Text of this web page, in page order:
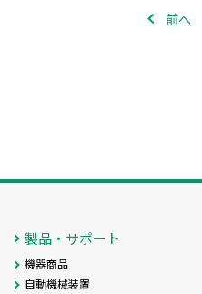
前へ
製品・サポート
機器商品
自動機械装置